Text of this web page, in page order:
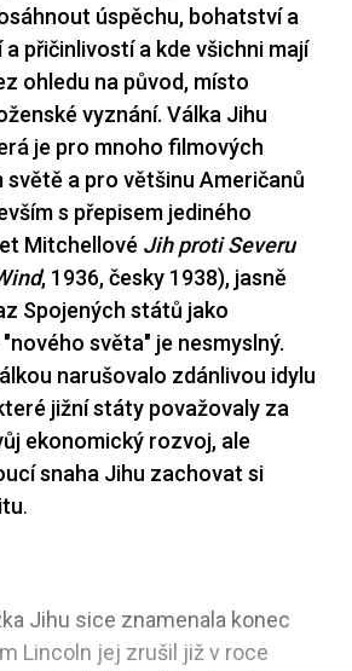
úspěchu, bohatství a
přičinlivostí a kde všichni mají
ohledu na původ, místo
vyznání. Válka Jihu
je pro mnoho filmových
světě a pro většinu Američanů
s přepisem jediného
Mitchellové Jih proti Severu
, 1936, česky 1938), jasně
Spojených států jako
světa" je nesmyslný.
narušovalo zdánlivou idylu
jižní státy považovaly za
ekonomický rozvoj, ale
snaha Jihu zachovat si
.
Jihu sice znamenala konec
Lincoln jej zrušil již v roce